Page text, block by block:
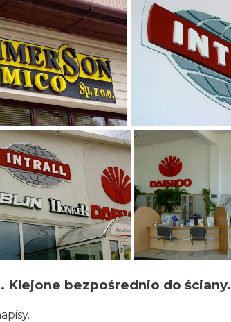
bezpośrednio do ściany.